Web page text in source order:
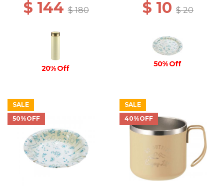
$ 144$ 180
20% Off
$ 10 $ 20
50% Off
SALE
50%OFF
SALE
40%OFF